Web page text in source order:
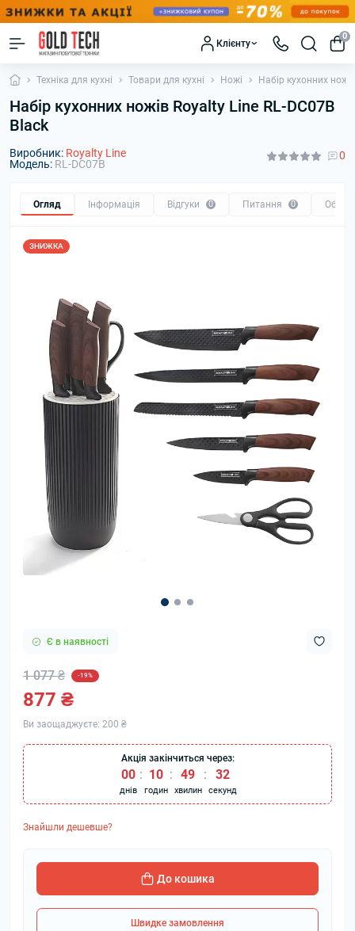
Клієнту
0
Техніка для кухні Товари для кухні Ножі Набір кухонних
Набір кухонних ножів Royalty Line RL-DC07B
Black
Виробник: Royalty Line
Модель: RL-DC07B
0
Огляд Інформація Відгуки 0 Питання 0 Обмін
ЗНИЖКА
Є в наявності
1 077 ₴ -19%
877 ₴
Ви заощаджуєте: 200 ₴
Акція закінчиться через:
00
днів
: 10
годин
: 49
хвилин
: 31
секунд
Знайшли дешевше?
До кошика
Швидке замовлення